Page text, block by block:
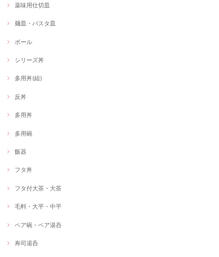
薬味用仕切皿
麺皿・パスタ皿
ボール
シリーズ丼
多用丼(組)
反丼
多用丼
多用碗
飯器
フタ丼
フタ付大茶・大茶
毛料・大平・中平
ペア碗・ペア湯呑
寿司湯呑